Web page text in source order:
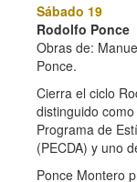
Sábado 19
Rodolfo Ponce
Obras de:
Ponce.
Cierra el ciclo
distinguido
Programa de
(PECDA) y uno
Ponce Montero